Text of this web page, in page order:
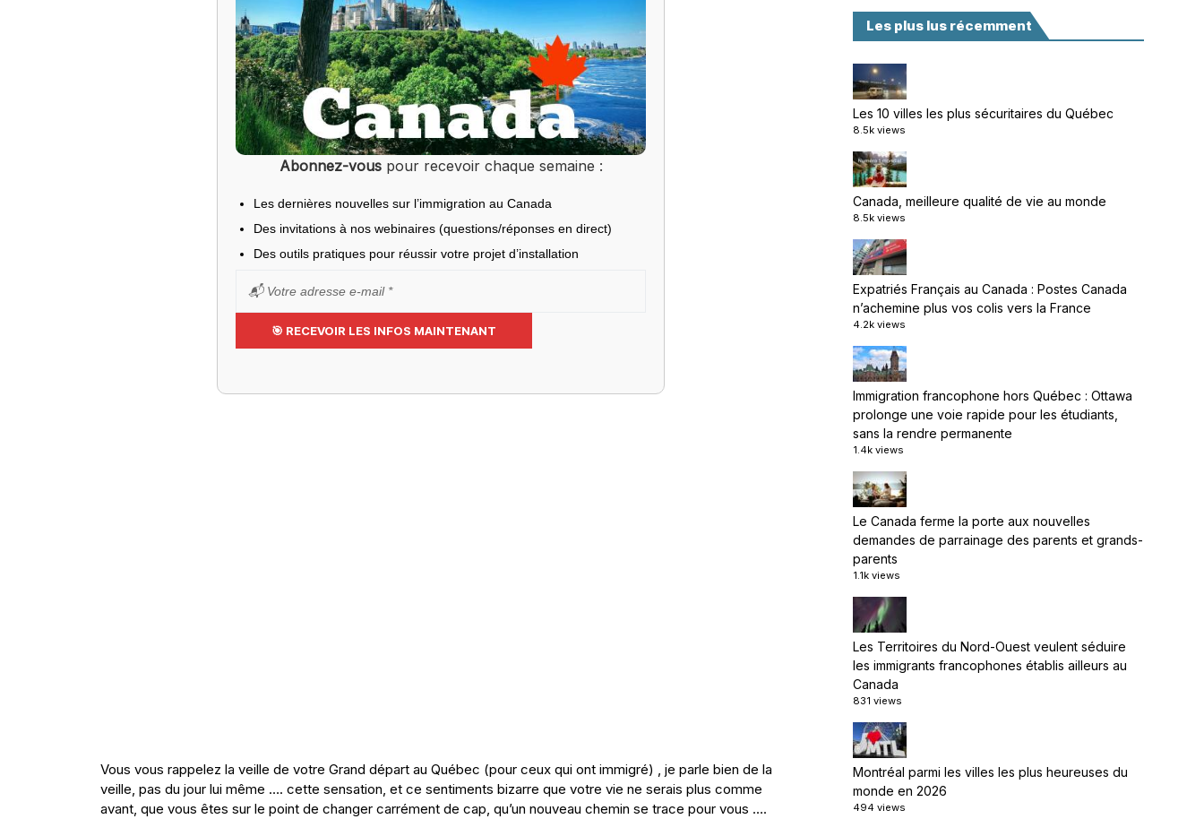
Abonnez-vouspour recevoir chaque semaine :
Les dernières nouvelles sur l’immigration au Canada
Des invitations à nos webinaires (questions/réponses en direct)
Des outils pratiques pour réussir votre projet d’installation
Vous vous rappelez la veille de votre Grand départ au Québec (pour ceux qui ont immigré) , je parle bien de la
veille, pas du jour lui même …. cette sensation, et ce sentiments bizarre que votre vie ne serais plus comme
avant, que vous êtes sur le point de changer carrément de cap, qu’un nouveau chemin se trace pour vous ….
Les plus lus récemment
Les 10 villes les plus sécuritaires du Québec
8.5k views
Canada, meilleure qualité de vie au monde
8.5k views
Expatriés Français au Canada : Postes Canada
n’achemine plus vos colis vers la France
4.2k views
Immigration francophone hors Québec : Ottawa
prolonge une voie rapide pour les étudiants,
sans la rendre permanente
1.4k views
Le Canada ferme la porte aux nouvelles
demandes de parrainage des parents et grands-
parents
1.1k views
Les Territoires du Nord-Ouest veulent séduire
les immigrants francophones établis ailleurs au
Canada
831 views
Montréal parmi les villes les plus heureuses du
monde en 2026
494 views